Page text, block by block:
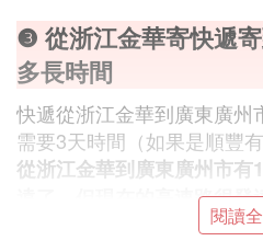
❸ 從浙江金華寄快遞
多長時間
快遞從浙江金華到廣東廣州
需要3天時間（如果是順豐
從浙江金華到廣東廣州市
遠了，但現在的高速路很發
如果快遞從浙江金華到廣東
閱讀